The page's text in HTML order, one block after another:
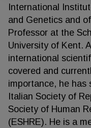
International
and Genetics and
Professor at the
University of Kent.
international
covered and
importance, he has
Italian Society of
Society of Human
(ESHRE). He is a